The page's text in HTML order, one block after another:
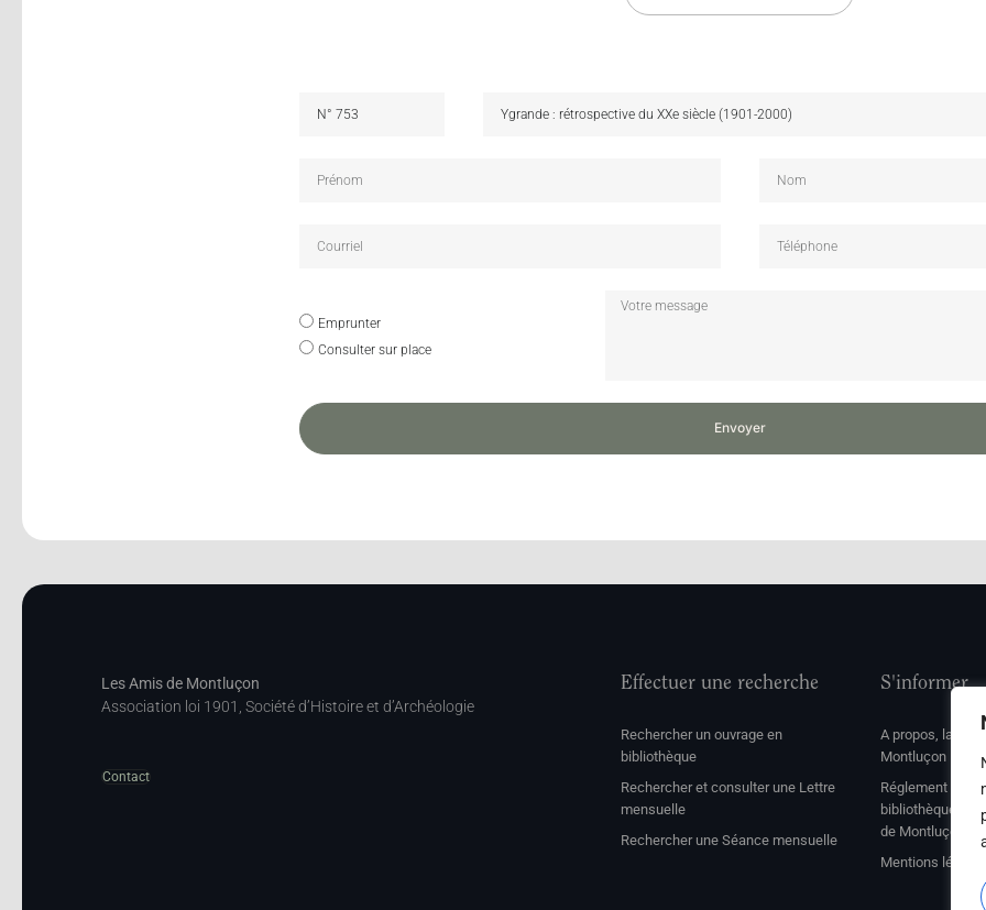
Emprunter
Consulter sur place
Envoyer
Les Amis de Montluçon
Association loi 1901, Société d’Histoire et d’Archéologie
Contact
Effectuer une recherche
Rechercher un ouvrage en
bibliothèque
Rechercher et consulter une Lettre
mensuelle
Rechercher une Séance mensuelle
S'informer
A propos, la
Montluçon
Réglement de
bibliothèque et
de Montluçon
Mentions légales